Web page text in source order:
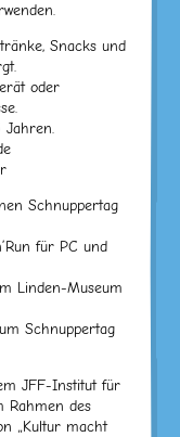
Snacks und
oder
Jahren.
Schnuppertag
für PC und
Linden-Museum
Schnuppertag
JFF-Institut für
Rahmen des
„Kultur macht